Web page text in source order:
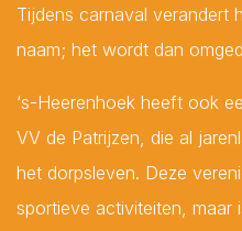
Tijdens carnaval verandert
naam; het wordt dan
‘s-Heerenhoek heeft ook
VV de Patrijzen, die al
het dorpsleven. Deze
sportieve activiteiten, maar